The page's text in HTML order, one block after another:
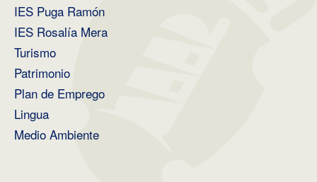
IES Puga Ramón
IES Rosalía Mera
Turismo
Patrimonio
Plan de Emprego
Lingua
Medio Ambiente